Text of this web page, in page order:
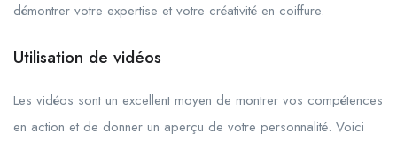
démontrer votre expertise et votre créativité en coiffure.
Utilisation de vidéos
Les vidéos sont un excellent moyen de montrer vos compétences
en action et de donner un aperçu de votre personnalité. Voici